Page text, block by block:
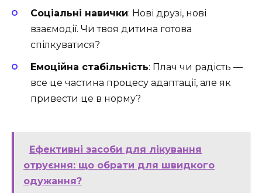
Соціальні навички: Нові друзі, нові
взаємодії. Чи твоя дитина готова
спілкуватися?
Емоційна стабільність: Плач чи радість —
все це частина процесу адаптації, але як
привести це в норму?
Ефективні засоби для лікування
отруєння: що обрати для швидкого
одужання?